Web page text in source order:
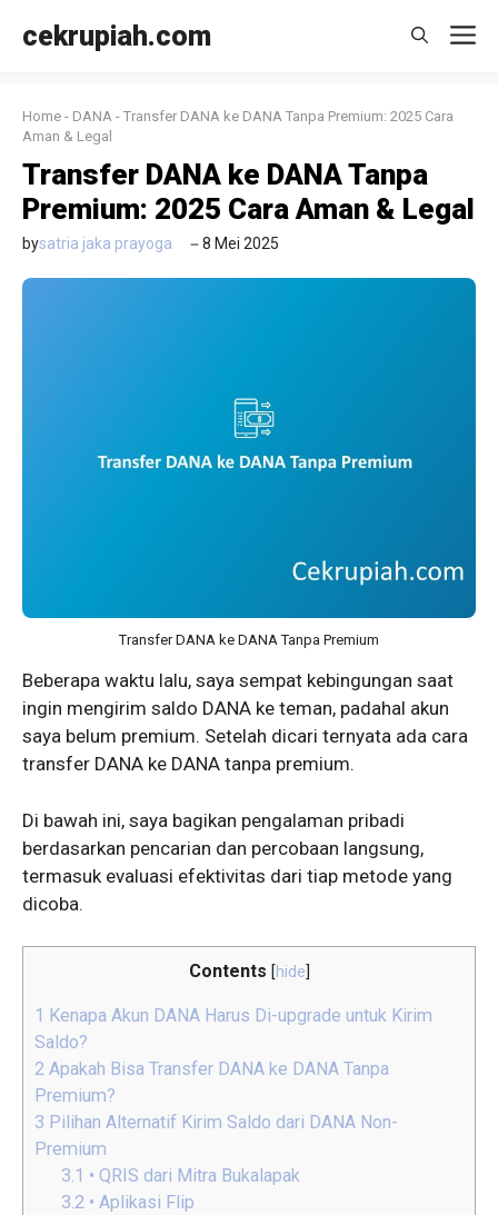
cekrupiah.com
Home - DANA - Transfer DANA ke DANA Tanpa Premium: 2025 Cara
Aman & Legal
Transfer DANA ke DANA Tanpa
Premium: 2025 Cara Aman & Legal
bysatria jaka prayoga 8 Mei 2025
Transfer DANA ke DANA Tanpa Premium
Beberapa waktu lalu, saya sempat kebingungan saat
ingin mengirim saldo DANA ke teman, padahal akun
saya belum premium. Setelah dicari ternyata ada cara
transfer DANA ke DANA tanpa premium.
Di bawah ini, saya bagikan pengalaman pribadi
berdasarkan pencarian dan percobaan langsung,
termasuk evaluasi efektivitas dari tiap metode yang
dicoba.
Contents [hide
1 Kenapa Akun DANA Harus Di-upgrade untuk Kirim
Saldo?
2 Apakah Bisa Transfer DANA ke DANA Tanpa
Premium?
3 Pilihan Alternatif Kirim Saldo dari DANA Non-
Premium
3.1 • QRIS dari Mitra Bukalapak
3.2 • Aplikasi Flip